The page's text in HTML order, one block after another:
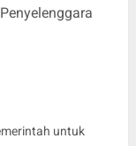
untuk